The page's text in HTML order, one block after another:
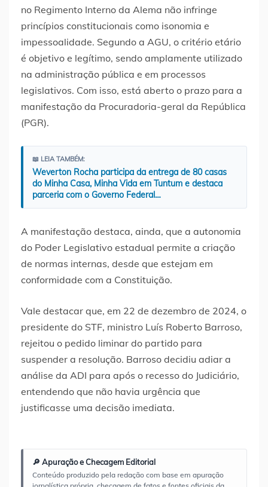
no Regimento Interno da Alema não infringe
princípios constitucionais como isonomia e
impessoalidade. Segundo a AGU, o critério etário
é objetivo e legítimo, sendo amplamente utilizado
na administração pública e em processos
legislativos. Com isso, está aberto o prazo para a
manifestação da Procuradoria-geral da República
(PGR).
📖 LEIA TAMBÉM:
Weverton Rocha participa da entrega de 80 casas
do Minha Casa, Minha Vida em Tuntum e destaca
parceria com o Governo Federal…
A manifestação destaca, ainda, que a autonomia
do Poder Legislativo estadual permite a criação
de normas internas, desde que estejam em
conformidade com a Constituição.
Vale destacar que, em 22 de dezembro de 2024, o
presidente do STF, ministro Luís Roberto Barroso,
rejeitou o pedido liminar do partido para
suspender a resolução. Barroso decidiu adiar a
análise da ADI para após o recesso do Judiciário,
entendendo que não havia urgência que
justificasse uma decisão imediata.
🔎 Apuração e Checagem Editorial
Conteúdo produzido pela redação com base em apuração